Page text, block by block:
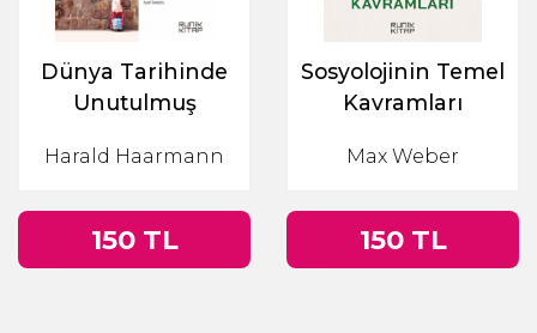
Dünya Tarihinde
Unutulmuş
İnsanlığın
25 Patikası
Harald Haarmann
150 TL
Sosyolojinin Temel
Kavramları
Max Weber
150 TL